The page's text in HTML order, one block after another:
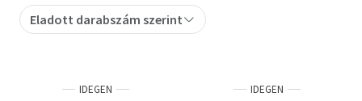
Szakkönyv
Tankönyv, segédkönyv
Eladott darabszám szerint
IDEGEN IDEGEN